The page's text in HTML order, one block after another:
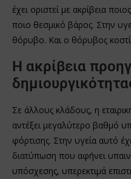
έχει οριστεί με ακρίβεια
ποιο θεσμικό βάρος. Στην
θόρυβο. Και ο θόρυβος
Η ακρίβεια
Σε άλλους κλάδους, η
αντέξει μεγαλύτερο βαθμό
φόρτισης. Στην υγεία αυτό
διατύπωση που αφήνει
υπόσχεσης, υπερεκτιμά